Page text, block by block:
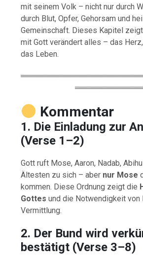
mit seinem Volk – nicht nur durch
durch Blut, Opfer, Gehorsam und
Gemeinschaft. Dieses Kapitel
mit Gott verändert alles – das
das Leben.
Kommentar
1. Die Einladung zur
(Verse 1–2)
Gott ruft Mose, Aaron, Nadab,
Ältesten zu sich – aber nur Mose
kommen. Diese Ordnung zeigt die
Gottes und die Notwendigkeit von
Vermittlung.
2. Der Bund wird
bestätigt (Verse 3–8)